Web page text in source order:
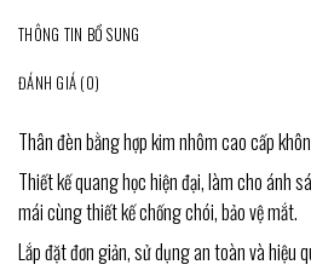
THÔNG TIN BỔ SUNG
ĐÁNH GIÁ (0)
Thân đèn bằng hợp kim nhôm cao cấp
Thiết kế quang học hiện đại, làm cho ánh
mái cùng thiết kế chống chói, bảo vệ mắt.
Lắp đặt đơn giản, sử dụng an toàn và hiệu